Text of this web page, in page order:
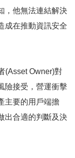
，他無法連結解決
成在推動資訊安全
(Asset Owner)對
險接受，營運衝擊
主要的用戶端擔
出合適的判斷及決